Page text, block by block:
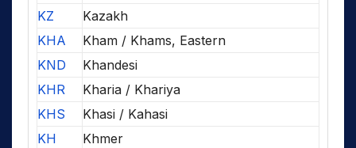
KZ
Kazakh
KHA
Kham / Khams, Eastern
KND
Khandesi
KHR
Kharia / Khariya
KHS
Khasi / Kahasi
KH
Khmer